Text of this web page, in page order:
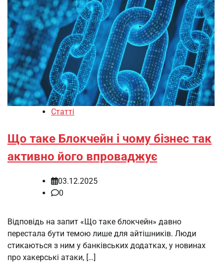
Статті
Що таке Блокчейн і чому бізнес так
активно його впроваджує
03.12.2025
0
Відповідь на запит «Що таке блокчейн» давно
перестала бути темою лише для айтішників. Люди
стикаються з ним у банківських додатках, у новинах
про хакерські атаки, […]